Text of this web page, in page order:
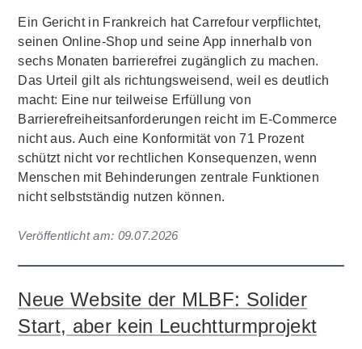
Ein Gericht in Frankreich hat Carrefour verpflichtet,
seinen Online-Shop und seine App innerhalb von
sechs Monaten barrierefrei zugänglich zu machen.
Das Urteil gilt als richtungsweisend, weil es deutlich
macht: Eine nur teilweise Erfüllung von
Barrierefreiheitsanforderungen reicht im E-Commerce
nicht aus. Auch eine Konformität von 71 Prozent
schützt nicht vor rechtlichen Konsequenzen, wenn
Menschen mit Behinderungen zentrale Funktionen
nicht selbstständig nutzen können.
Veröffentlicht am: 09.07.2026
Neue Website der MLBF: Solider
Start, aber kein Leuchtturmprojekt